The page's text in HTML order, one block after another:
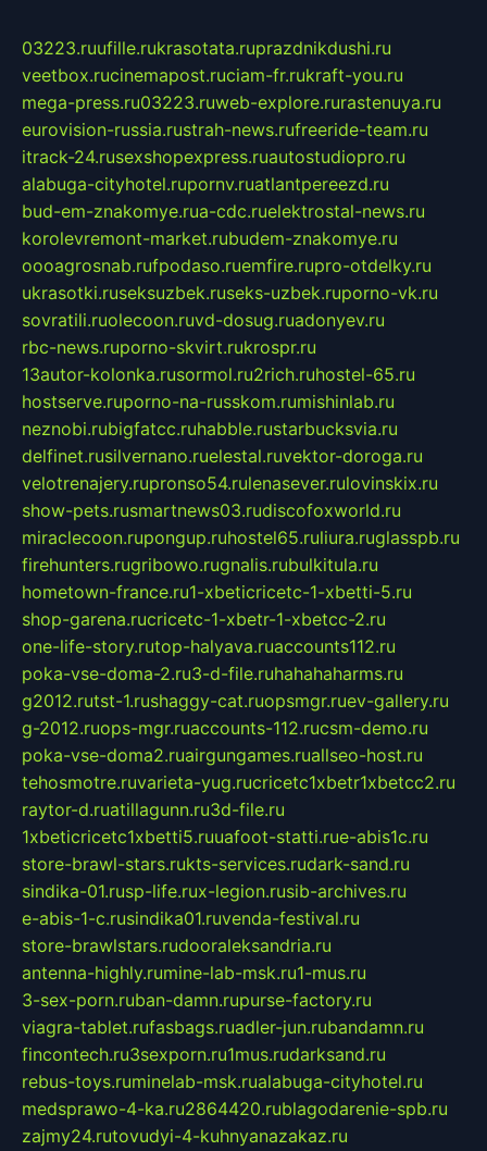
03223.ruufille.rukrasotata.ruprazdnikdushi.ru
veetbox.rucinemapost.ruciam-fr.rukraft-you.ru
mega-press.ru03223.ruweb-explore.rurastenuya.ru
eurovision-russia.rustrah-news.rufreeride-team.ru
itrack-24.rusexshopexpress.ruautostudiopro.ru
alabuga-cityhotel.rupornv.ruatlantpereezd.ru
bud-em-znakomye.rua-cdc.ruelektrostal-news.ru
korolevremont-market.rubudem-znakomye.ru
oooagrosnab.rufpodaso.ruemfire.rupro-otdelky.ru
ukrasotki.ruseksuzbek.ruseks-uzbek.ruporno-vk.ru
sovratili.ruolecoon.ruvd-dosug.ruadonyev.ru
rbc-news.ruporno-skvirt.rukrospr.ru
13autor-kolonka.rusormol.ru2rich.ruhostel-65.ru
hostserve.ruporno-na-russkom.rumishinlab.ru
neznobi.rubigfatcc.ruhabble.rustarbucksvia.ru
delfinet.rusilvernano.ruelestal.ruvektor-doroga.ru
velotrenajery.rupronso54.rulenasever.rulovinskix.ru
show-pets.rusmartnews03.rudiscofoxworld.ru
miraclecoon.rupongup.ruhostel65.ruliura.ruglasspb.ru
firehunters.rugribowo.rugnalis.rubulkitula.ru
hometown-france.ru1-xbeticricetc-1-xbetti-5.ru
shop-garena.rucricetc-1-xbetr-1-xbetcc-2.ru
one-life-story.rutop-halyava.ruaccounts112.ru
poka-vse-doma-2.ru3-d-file.ruhahahaharms.ru
g2012.rutst-1.rushaggy-cat.ruopsmgr.ruev-gallery.ru
g-2012.ruops-mgr.ruaccounts-112.rucsm-demo.ru
poka-vse-doma2.ruairgungames.ruallseo-host.ru
tehosmotre.ruvarieta-yug.rucricetc1xbetr1xbetcc2.ru
raytor-d.ruatillagunn.ru3d-file.ru
1xbeticricetc1xbetti5.ruuafoot-statti.rue-abis1c.ru
store-brawl-stars.rukts-services.rudark-sand.ru
sindika-01.rusp-life.rux-legion.rusib-archives.ru
e-abis-1-c.rusindika01.ruvenda-festival.ru
store-brawlstars.rudooraleksandria.ru
antenna-highly.rumine-lab-msk.ru1-mus.ru
3-sex-porn.ruban-damn.rupurse-factory.ru
viagra-tablet.rufasbags.ruadler-jun.rubandamn.ru
fincontech.ru3sexporn.ru1mus.rudarksand.ru
rebus-toys.ruminelab-msk.rualabuga-cityhotel.ru
medsprawo-4-ka.ru2864420.rublagodarenie-spb.ru
zajmy24.rutovudyi-4-kuhnyanazakaz.ru